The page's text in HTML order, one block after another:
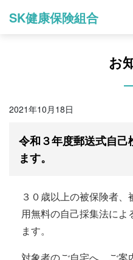
SK健康保険組合
お
2021年10月18日
令和３年度郵送式自己
ます。
３０歳以上の被保険者
用無料の自己採集法によ
ます。